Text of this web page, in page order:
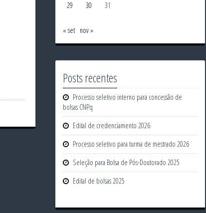
29
30 31
« set nov »
Posts recentes
Processo seletivo interno para concessão de
bolsas CNPq
Edital de credenciamento 2026
Processo seletivo para turma de mestrado 2026
Seleção para Bolsa de Pós-Doutorado 2025
Edital de bolsas 2025